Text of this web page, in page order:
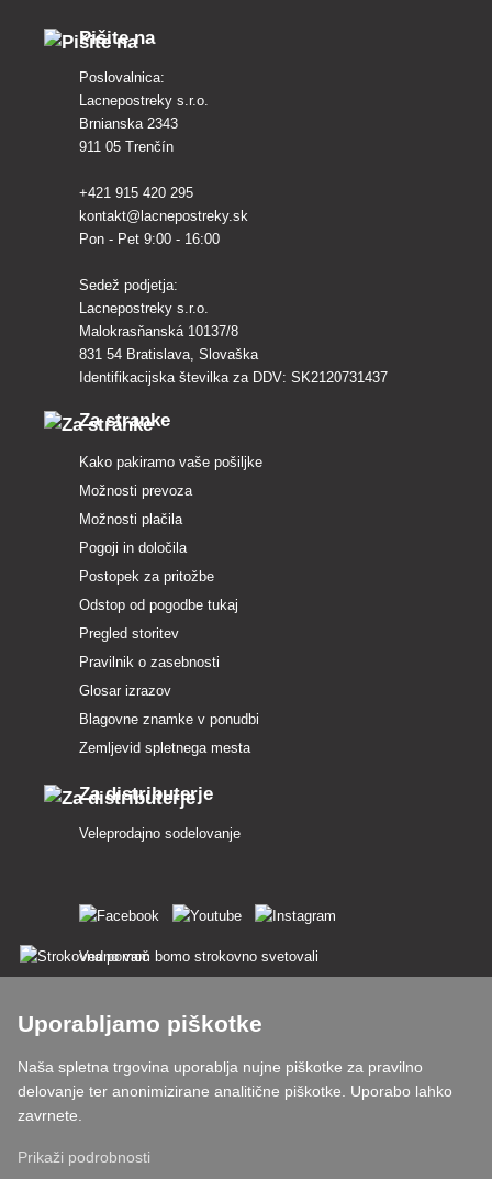
Pišite na
Poslovalnica:
Lacnepostreky s.r.o.
Brnianska 2343
911 05 Trenčín
+421 915 420 295
kontakt@lacnepostreky.sk
Pon - Pet 9:00 - 16:00
Sedež podjetja:
Lacnepostreky s.r.o.
Malokrasňanská 10137/8
831 54 Bratislava, Slovaška
Identifikacijska številka za DDV: SK2120731437
Za stranke
Kako pakiramo vaše pošiljke
Možnosti prevoza
Možnosti plačila
Pogoji in določila
Postopek za pritožbe
Odstop od pogodbe tukaj
Pregled storitev
Pravilnik o zasebnosti
Glosar izrazov
Blagovne znamke v ponudbi
Zemljevid spletnega mesta
Za distributerje
Veleprodajno sodelovanje
Vedno vam bomo strokovno svetovali
85 % blaga na zalogi
Uporabljamo piškotke
Naša spletna trgovina uporablja nujne piškotke za pravilno
delovanje ter anonimizirane analitične piškotke. Uporabo lahko
zavrnete.
Prikaži podrobnosti